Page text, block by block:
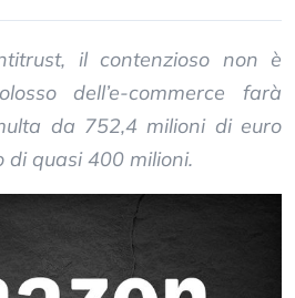
il contenzioso non è
dell’e-commerce farà
da 752,4 milioni di euro
di quasi 400 milioni.